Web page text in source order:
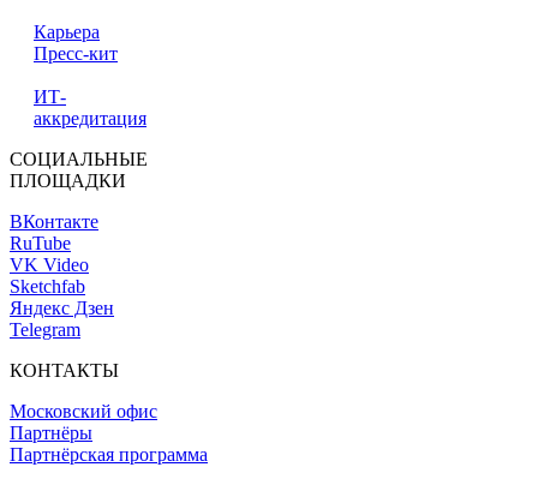
Карьера
Пресс-кит
ИТ-
аккредитация
СОЦИАЛЬНЫЕ
ПЛОЩАДКИ
ВКонтакте
RuTube
VK Video
Sketchfab
Яндекс Дзен
Telegram
КОНТАКТЫ
Московский офис
Партнёры
Партнёрская программа